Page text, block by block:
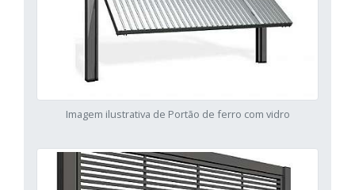
Imagem ilustrativa de Portão de ferro com vidro